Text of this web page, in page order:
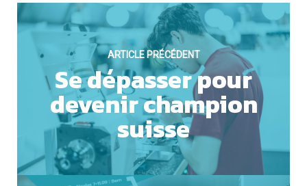
ARTICLE PRÉCÉDENT
Se dépasser pour
devenir champion
suisse
Cookies marketing